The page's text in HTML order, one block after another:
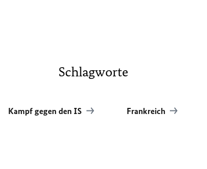
Schlagworte
Kampf gegen den IS Frankreich